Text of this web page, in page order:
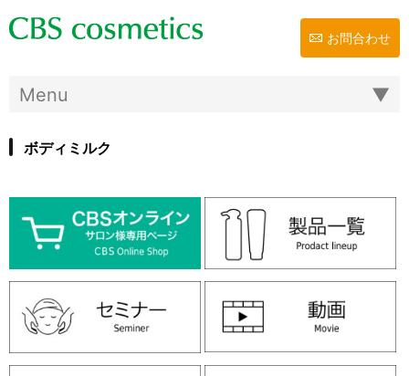
お問合わせ
ボディミルク